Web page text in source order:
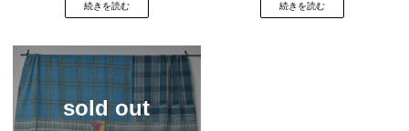
続きを読む 続きを読む
sold out